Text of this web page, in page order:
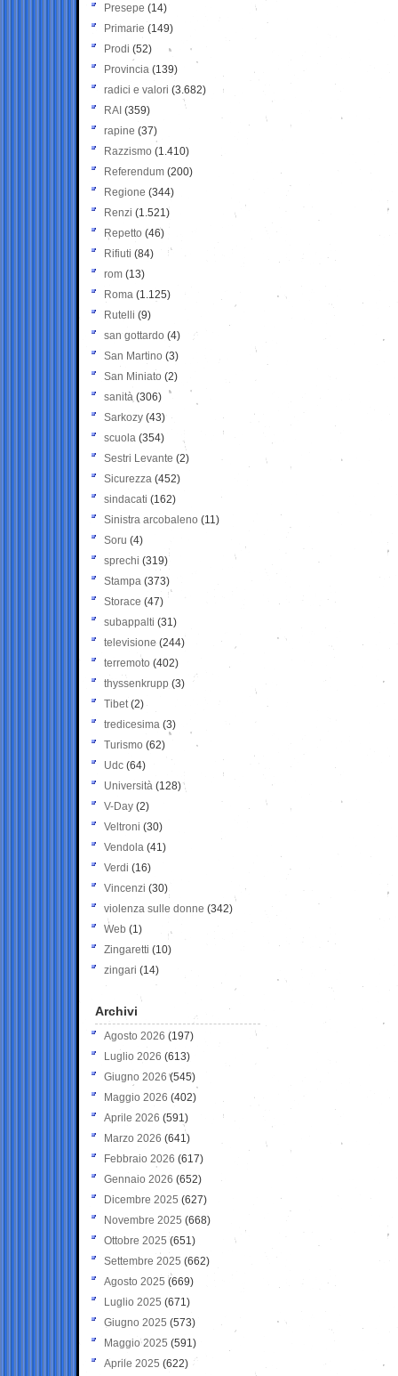
Presepe (14)
Primarie (149)
Prodi (52)
Provincia (139)
radici e valori (3.682)
RAI (359)
rapine (37)
Razzismo (1.410)
Referendum (200)
Regione (344)
Renzi (1.521)
Repetto (46)
Rifiuti (84)
rom (13)
Roma (1.125)
Rutelli (9)
san gottardo (4)
San Martino (3)
San Miniato (2)
sanità (306)
Sarkozy (43)
scuola (354)
Sestri Levante (2)
Sicurezza (452)
sindacati (162)
Sinistra arcobaleno (11)
Soru (4)
sprechi (319)
Stampa (373)
Storace (47)
subappalti (31)
televisione(244)
terremoto (402)
thyssenkrupp (3)
Tibet(2)
tredicesima (3)
Turismo (62)
Udc (64)
Università (128)
V-Day (2)
Veltroni (30)
Vendola (41)
Verdi (16)
Vincenzi (30)
violenza sulle donne (342)
Web (1)
Zingaretti (10)
zingari (14)
Archivi
Agosto 2026 (197)
Luglio 2026 (613)
Giugno 2026 (545)
Maggio 2026 (402)
Aprile 2026 (591)
Marzo 2026 (641)
Febbraio 2026 (617)
Gennaio 2026 (652)
Dicembre 2025 (627)
Novembre 2025 (668)
Ottobre 2025 (651)
Settembre 2025 (662)
Agosto 2025 (669)
Luglio 2025 (671)
Giugno 2025 (573)
Maggio 2025 (591)
Aprile 2025 (622)